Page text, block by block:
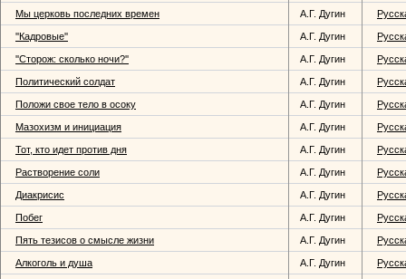
Мы церковь последних времен А.Г. Дугин
''Кадровые'' А.Г. Дугин
''Сторож: сколько ночи?'' А.Г. Дугин
Политический солдат А.Г. Дугин
Положи свое тело в осоку А.Г. Дугин
Мазохизм и инициация А.Г. Дугин
Тот, кто идет против дня А.Г. Дугин
Растворение соли А.Г. Дугин
Диакрисис А.Г. Дугин
Побег А.Г. Дугин
Пять тезисов о смысле жизни А.Г. Дугин
Алкоголь и душа А.Г. Дугин